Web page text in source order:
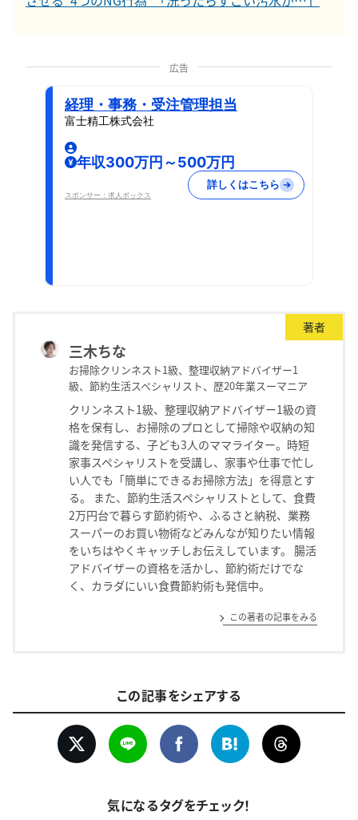
広告
経理・事務・受注管理担当
富士精工株式会社
年収300万円～500万円
スポンサー：求人ボックス
詳しくはこちら
著者
三木ちな
お掃除クリンネスト1級、整理収納アドバイザー1
級、節約生活スペシャリスト、歴20年業スーマニア
クリンネスト1級、整理収納アドバイザー1級の資
格を保有し、お掃除のプロとして掃除や収納の知
識を発信する、子ども3人のママライター。時短
家事スペシャリストを受講し、家事や仕事で忙し
い人でも「簡単にできるお掃除方法」を得意とす
る。 また、節約生活スペシャリストとして、食費
2万円台で暮らす節約術や、ふるさと納税、業務
スーパーのお買い物術などみんなが知りたい情報
をいちはやくキャッチしお伝えしています。 腸活
アドバイザーの資格を活かし、節約術だけでな
く、カラダにいい食費節約術も発信中。
この著者の記事をみる
この記事をシェアする
気になるタグをチェック！